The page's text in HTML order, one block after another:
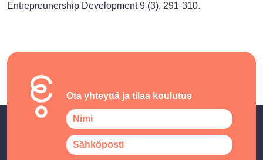
Entrepreunership Development 9 (3), 291-310.
Ota yhteyttä ja tilaa koulutus
N
a
m
e
E
m